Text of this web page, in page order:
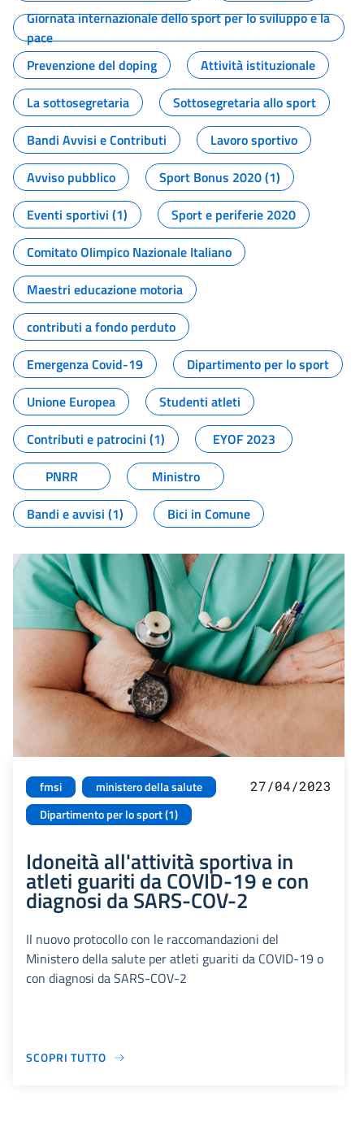
Giornata internazionale dello sport per lo sviluppo e la
pace
Prevenzione del doping
Attività istituzionale
La sottosegretaria
Sottosegretaria allo sport
Bandi Avvisi e Contributi
Lavoro sportivo
Avviso pubblico
Sport Bonus 2020 (1)
Eventi sportivi (1)
Sport e periferie 2020
Comitato Olimpico Nazionale Italiano
Maestri educazione motoria
contributi a fondo perduto
Emergenza Covid-19
Dipartimento per lo sport
Unione Europea
Studenti atleti
Contributi e patrocini (1)
EYOF 2023
PNRR
Ministro
Bandi e avvisi (1)
Bici in Comune
fmsi
ministero della salute
Dipartimento per lo sport (1)
27/04/2023
Idoneità all'attività sportiva in
atleti guariti da COVID-19 e con
diagnosi da SARS-COV-2
Il nuovo protocollo con le raccomandazioni del
Ministero della salute per atleti guariti da COVID-19 o
con diagnosi da SARS-COV-2
SCOPRI TUTTO